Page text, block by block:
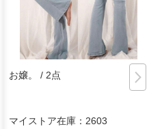
お嬢。 / 2点
マイストア在庫： 2603